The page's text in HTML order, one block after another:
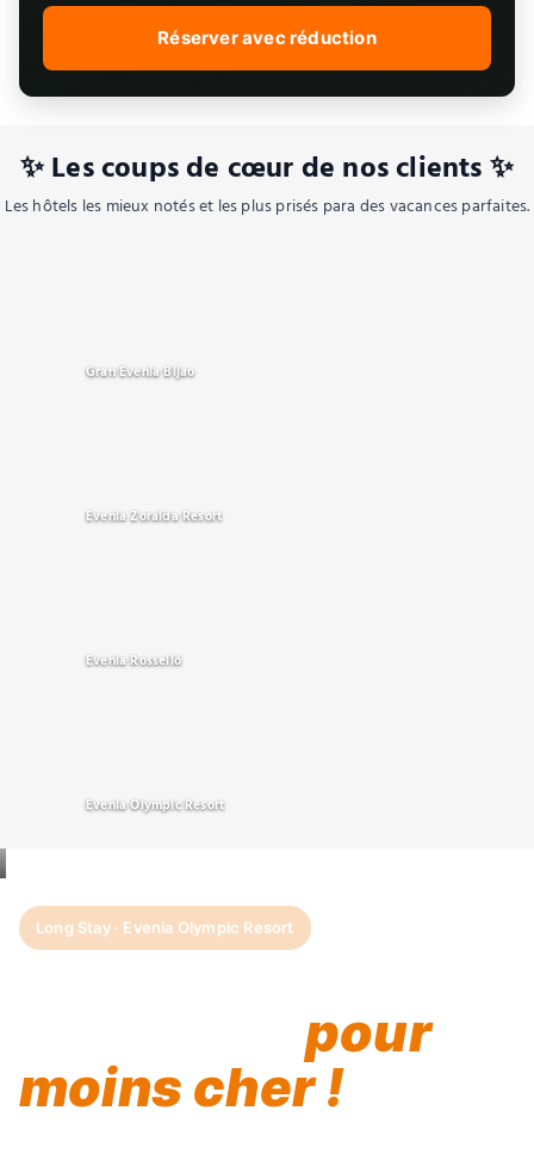
Réserver avec réduction
✨ Les coups de cœur de nos clients ✨
Les hôtels les mieux notés et les plus prisés para des vacances parfaites.
Gran Evenia Bijao
Evenia Zoraida Resort
Evenia Rosselló
Evenia Olympic Resort
Long Stay · Evenia Olympic Resort
pour
moins cher !